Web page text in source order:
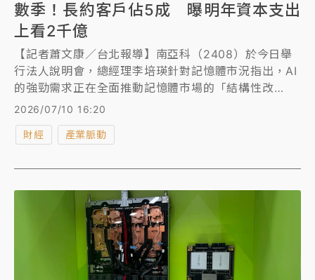
數季！長約客戶佔5成 曝明年資本支出
上看2千億
【記者蕭文康／台北報導】南亞科（2408）於今日舉
行法人說明會，總經理李培瑛針對記憶體市況指出，AI
的強勁需求正在全面推動記憶體市場的「結構性改
變」，不僅打破了過往傳統的景氣循環模式，更導致一
般通用型記憶體產能受到嚴重排擠。目前「簽訂數年長
約」已成為產業鏈上中下游的強烈共識，他並透露在長
記憶體供不應求的局面將至少持續數個季度以上，在持
續擴產帶動下明年資本支出上看2千億元，而市場關注
的單季毛利率近8成是否會再提高？李培瑛低調表示
「還有機會改善」。
2026/07/10 16:20
財經 產業脈動